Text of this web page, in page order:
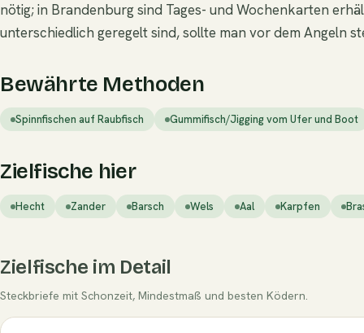
nötig; in Brandenburg sind Tages- und Wochenkarten
unterschiedlich geregelt sind, sollte man vor dem Angeln
Bewährte Methoden
Spinnfischen auf Raubfisch Gummifisch/Jigging vom Ufer und Boot
Zielfische hier
Hecht Zander Barsch Wels Aal Karpfen
Zielfische im Detail
Steckbriefe mit Schonzeit, Mindestmaß und besten Ködern.